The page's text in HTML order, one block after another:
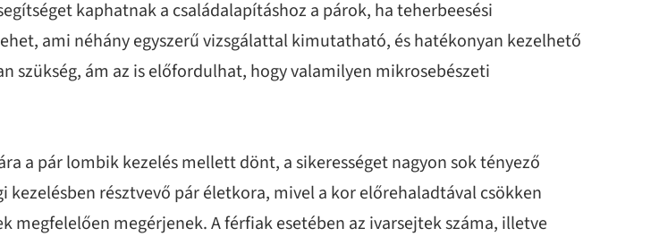
kaphatnak a családalapításhoz a párok, ha teherbeesési
ami néhány egyszerű vizsgálattal kimutatható, és hatékonyan kezelhető
szükség, ám az is előfordulhat, hogy valamilyen mikrosebészeti
a pár lombik kezelés mellett dönt, a sikerességet nagyon sok tényező
résztvevő pár életkora, mivel a kor előrehaladtával csökken
megfelelően megérjenek. A férfiak esetében az ivarsejtek száma, illetve